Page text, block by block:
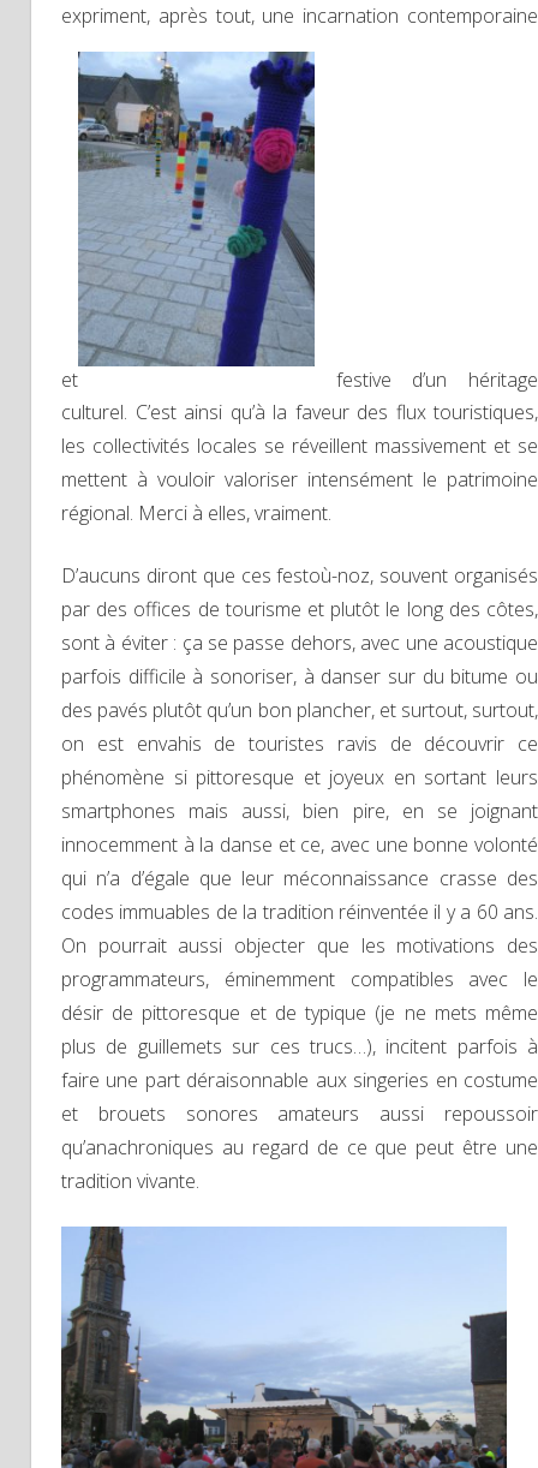
expriment, après tout, une incarnation contemporaine
et
festive d’un héritage
culturel. C’est ainsi qu’à la faveur des flux touristiques,
les collectivités locales se réveillent massivement et se
mettent à vouloir valoriser intensément le patrimoine
régional. Merci à elles, vraiment.
D’aucuns diront que ces festoù-noz, souvent organisés
par des offices de tourisme et plutôt le long des côtes,
sont à éviter : ça se passe dehors, avec une acoustique
parfois difficile à sonoriser, à danser sur du bitume ou
des pavés plutôt qu’un bon plancher, et surtout, surtout,
on est envahis de touristes ravis de découvrir ce
phénomène si pittoresque et joyeux en sortant leurs
smartphones mais aussi, bien pire, en se joignant
innocemment à la danse et ce, avec une bonne volonté
qui n’a d’égale que leur méconnaissance crasse des
codes immuables de la tradition réinventée il y a 60 ans.
On pourrait aussi objecter que les motivations des
programmateurs, éminemment compatibles avec le
désir de pittoresque et de typique (je ne mets même
plus de guillemets sur ces trucs…), incitent parfois à
faire une part déraisonnable aux singeries en costume
et brouets sonores amateurs aussi repoussoir
qu’anachroniques au regard de ce que peut être une
tradition vivante.